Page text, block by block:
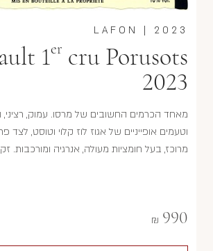
2023
|
LAFON
1er cru Porusots
2023
מאחד הכרמים החשובים של מרסו. עמוק, רציני,
וטעמים אופייניים של אגוז לוז קלוי וטוסט, לצד
מרוכז, בעל חומציות מעולה, אנרגיה ומורכבות.
990
₪